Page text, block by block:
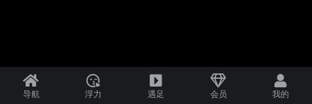
导航 浮力 遇足 会员 我的